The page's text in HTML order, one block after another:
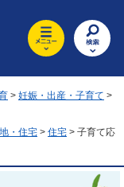
> 妊娠・出産・子育て >
・住宅 > 住宅 > 子育て応